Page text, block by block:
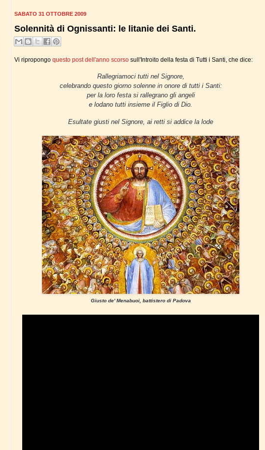
SABATO 31 OTTOBRE 2009
Solennità di Ognissanti: le litanie dei Santi.
Vi ripropongo questo post dell'anno scorso sull'Introito della festa di Tutti i Santi, che dice:
Rallegriamoci tutti nel Signore,
celebrando questo giorno solenne in onore di tutti i Santi:
per la loro festa si rallegrano gli angeli
e lodano tutti insieme il Figlio di Dio.
Esultate giusti nel Signore, ai retti si addice la lode
Giusto de' Menabuoi, battistero di Padova